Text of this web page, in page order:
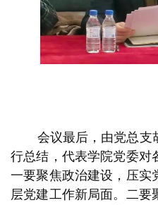
会议最后，由党总支
行总结，代表学院党委对
一要聚焦政治建设，压实
层党建工作新局面。二要